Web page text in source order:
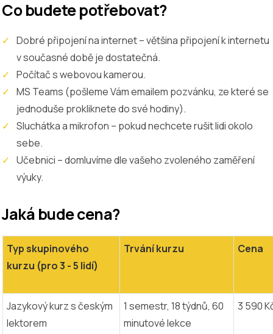
Co budete potřebovat?
Dobré připojení na internet – většina připojení k internetu
v současné době je dostatečná.
Počítač s webovou kamerou.
MS Teams (pošleme Vám emailem pozvánku, ze které se
jednoduše prokliknete do své hodiny).
Sluchátka a mikrofon – pokud nechcete rušit lidi okolo
sebe.
Učebnici – domluvíme dle vašeho zvoleného zaměření
výuky.
Jaká bude cena?
Typ skupinového
kurzu (pro 3 - 5 lidí)
Trvání kurzu Cena
Jazykový kurz s českým
lektorem
1 semestr, 18 týdnů, 60
minutové lekce
3 590